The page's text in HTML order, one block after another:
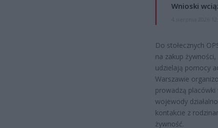
Wnioski
Do stołecznych
na zakup
udzielają pomocy
Warszawie
prowadzą placówki
wojewody
kontakcie z
żywność.